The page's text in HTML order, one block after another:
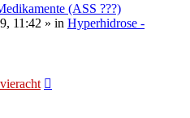
(ASS ???)
11:42 » in Hyperhidrose -
vieracht